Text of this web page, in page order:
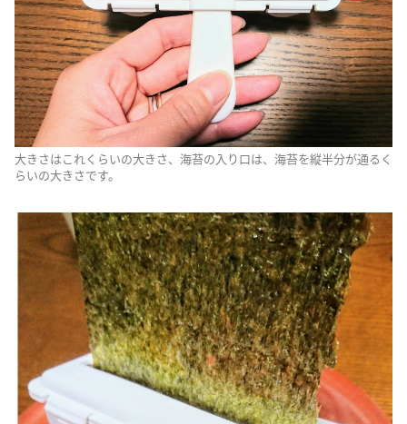
大きさはこれくらいの大きさ、海苔の入り口は、海苔を縦半分が通るく
らいの大きさです。